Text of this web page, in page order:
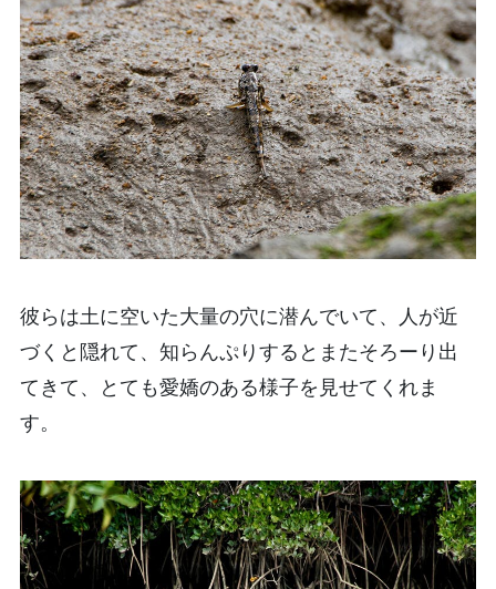
彼らは土に空いた大量の穴に潜んでいて、人が近
づくと隠れて、知らんぷりするとまたそろーり出
てきて、とても愛嬌のある様子を見せてくれま
す。